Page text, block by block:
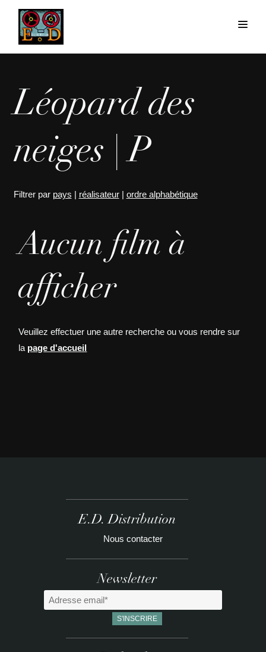
Léopard des
neiges | P
Filtrer par pays | réalisateur| ordre alphabétique
Aucun film à
afficher
Veuillez effectuer une autre recherche ou vous rendre sur
la page d'accueil
E.D. Distribution
Nous contacter
Newsletter